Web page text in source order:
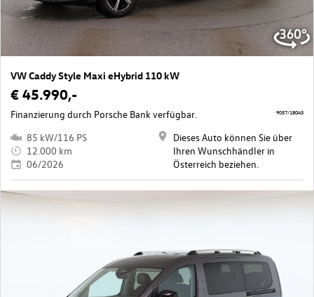
VW Caddy Style Maxi eHybrid 110 kW
€ 45.990,-
Finanzierung durch Porsche Bank verfügbar.
85 kW/116 PS
12.000 km
06/2026
Dieses Auto können Sie über
Ihren Wunschhändler in
Österreich beziehen.
9057/18043